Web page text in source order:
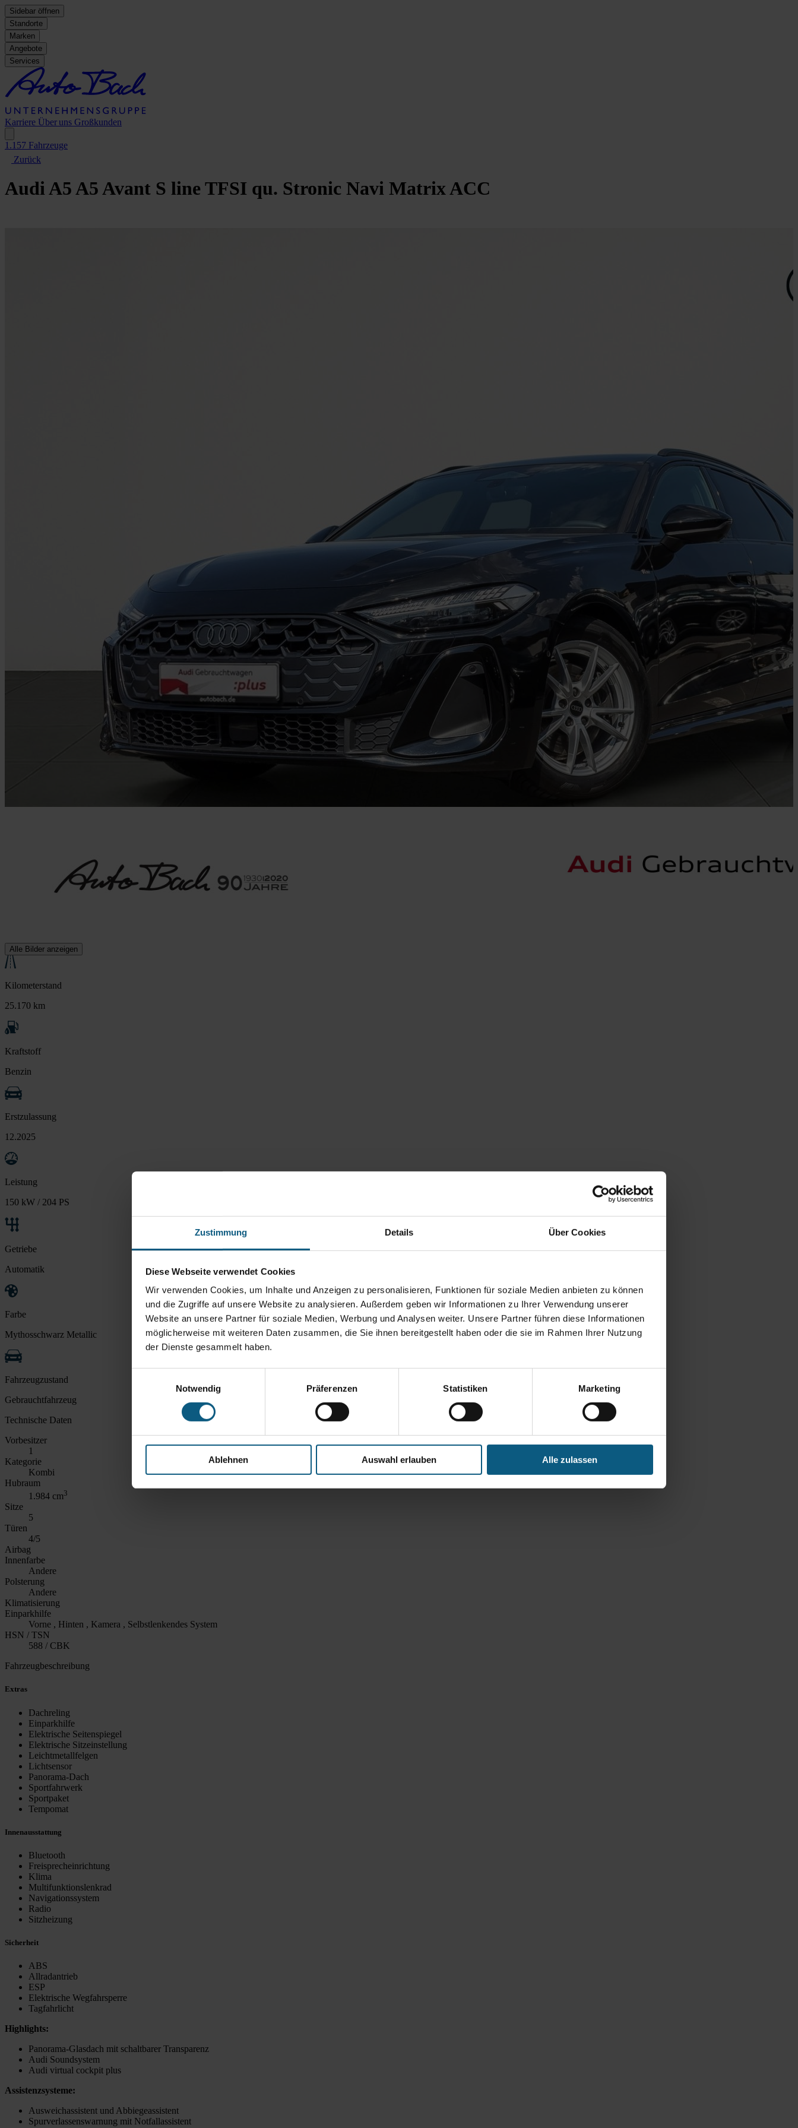
Zustimmung Details Über Cookies
Diese Webseite verwendet Cookies
Wir verwenden Cookies, um Inhalte und Anzeigen zu personalisieren, Funktionen für soziale Medien anbieten zu können
und die Zugriffe auf unsere Website zu analysieren. Außerdem geben wir Informationen zu Ihrer Verwendung unserer
Website an unsere Partner für soziale Medien, Werbung und Analysen weiter. Unsere Partner führen diese Informationen
möglicherweise mit weiteren Daten zusammen, die Sie ihnen bereitgestellt haben oder die sie im Rahmen Ihrer Nutzung
der Dienste gesammelt haben.
Notwendig
Präferenzen Statistiken Marketing
Ablehnen Auswahl erlauben Alle zulassen
Sidebar öffnen
Standorte
Marken
Angebote
Services
Karriere Über uns Großkunden
1.157 Fahrzeuge
Zurück
Audi A5A5 Avant S line TFSI qu. Stronic Navi Matrix ACC
Alle Bilder anzeigen
Kilometerstand
25.170 km
Kraftstoff
Benzin
Erstzulassung
12.2025
Leistung
150 kW / 204 PS
Getriebe
Automatik
Farbe
Mythosschwarz Metallic
Fahrzeugzustand
Gebrauchtfahrzeug
Technische Daten
Vorbesitzer
1
Kategorie
Kombi
Hubraum
1.984 cm3
Sitze
5
Türen
4/5
Airbag
Innenfarbe
Andere
Polsterung
Andere
Klimatisierung
Einparkhilfe
Vorne , Hinten , Kamera , Selbstlenkendes System
HSN / TSN
588 / CBK
Fahrzeugbeschreibung
Extras
Dachreling
Einparkhilfe
Elektrische Seitenspiegel
Elektrische Sitzeinstellung
Leichtmetallfelgen
Lichtsensor
Panorama-Dach
Sportfahrwerk
Sportpaket
Tempomat
Innenausstattung
Bluetooth
Freisprecheinrichtung
Klima
Multifunktionslenkrad
Navigationssystem
Radio
Sitzheizung
Sicherheit
ABS
Allradantrieb
ESP
Elektrische Wegfahrsperre
Tagfahrlicht
Highlights:
Panorama-Glasdach mit schaltbarer Transparenz
Audi Soundsystem
Audi virtual cockpit plus
Assistenzsysteme:
Ausweichassistent und Abbiegeassistent
Spurverlassenswarnung mit Notfallassistent